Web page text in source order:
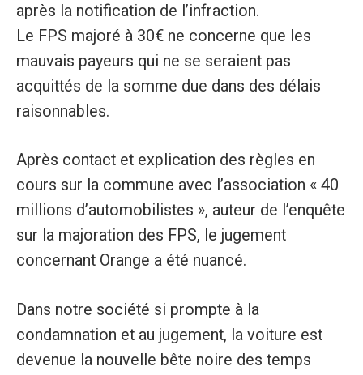
après la notification de l’infraction.
Le FPS majoré à 30€ ne concerne que les
mauvais payeurs qui ne se seraient pas
acquittés de la somme due dans des délais
raisonnables.
Après contact et explication des règles en
cours sur la commune avec l’association « 40
millions d’automobilistes », auteur de l’enquête
sur la majoration des FPS, le jugement
concernant Orange a été nuancé.
Dans notre société si prompte à la
condamnation et au jugement, la voiture est
devenue la nouvelle bête noire des temps